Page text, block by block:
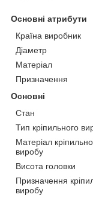
Основні атрибути
Країна виробник
Діаметр
Матеріал
Призначення
Основні
Стан
Тип кріпильного
Матеріал
виробу
Висота головки
Призначення
виробу